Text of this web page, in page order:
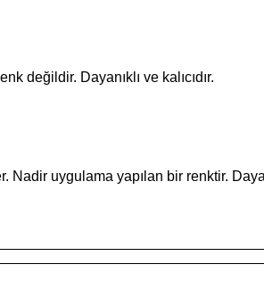
değildir. Dayanıklı ve kalıcıdır.
Nadir uygulama yapılan bir renktir.